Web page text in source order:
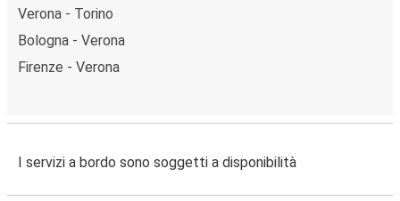
Verona - Torino
Bologna - Verona
Firenze - Verona
I servizi a bordo sono soggetti a disponibilità